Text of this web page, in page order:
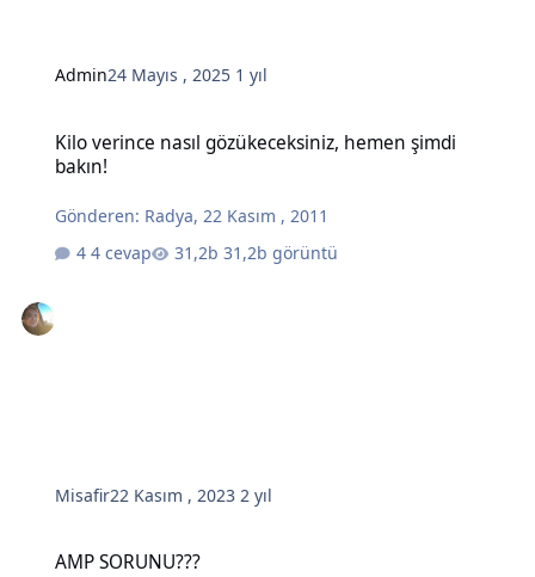
Admin24 Mayıs , 2025 1 yıl
Kilo verince nasıl gözükeceksiniz, hemen şimdi
bakın!
Gönderen: Radya, 22 Kasım , 2011
4 cevap
31,2b görüntü
Misafir22 Kasım , 20232 yıl
AMP SORUNU???